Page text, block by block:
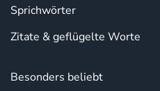
Sprichwörter
Zitate & geflügelte Worte
Besonders beliebt